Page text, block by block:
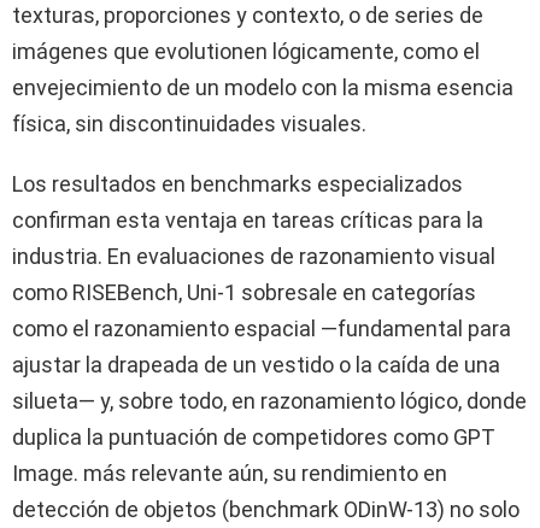
texturas, proporciones y contexto, o de series de
imágenes que evolutionen lógicamente, como el
envejecimiento de un modelo con la misma esencia
física, sin discontinuidades visuales.
Los resultados en benchmarks especializados
confirman esta ventaja en tareas críticas para la
industria. En evaluaciones de razonamiento visual
como RISEBench, Uni-1 sobresale en categorías
como el razonamiento espacial —fundamental para
ajustar la drapeada de un vestido o la caída de una
silueta— y, sobre todo, en razonamiento lógico, donde
duplica la puntuación de competidores como GPT
Image. más relevante aún, su rendimiento en
detección de objetos (benchmark ODinW-13) no solo